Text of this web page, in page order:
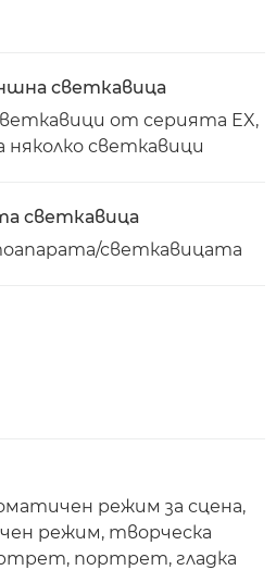
светкавица
от серията EX,
светкавици
светкавица
светкавицата
режим за сцена,
режим, творческа
портрет, гладка